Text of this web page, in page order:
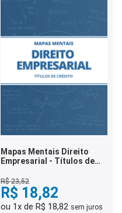
Mapas Mentais Direito
Empresarial - Títulos de
R$ 23,52
R$ 18,82
ou 1x de R$ 18,82 sem juros